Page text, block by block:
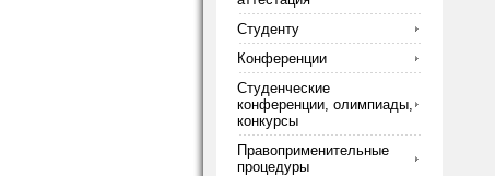
Студенту
Конференции
Студенческие
конференции, олимпиады,
конкурсы
Правоприменительные
процедуры